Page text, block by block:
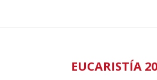
EUCARISTÍA